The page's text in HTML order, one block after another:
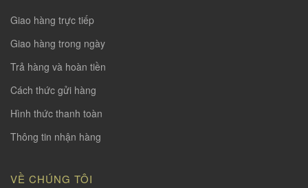
Giao hàng trực tiếp
Giao hàng trong ngày
Trả hàng và hoàn tiền
Cách thức gửi hàng
Hình thức thanh toàn
Thông tin nhận hàng
VỀ CHÚNG TÔI